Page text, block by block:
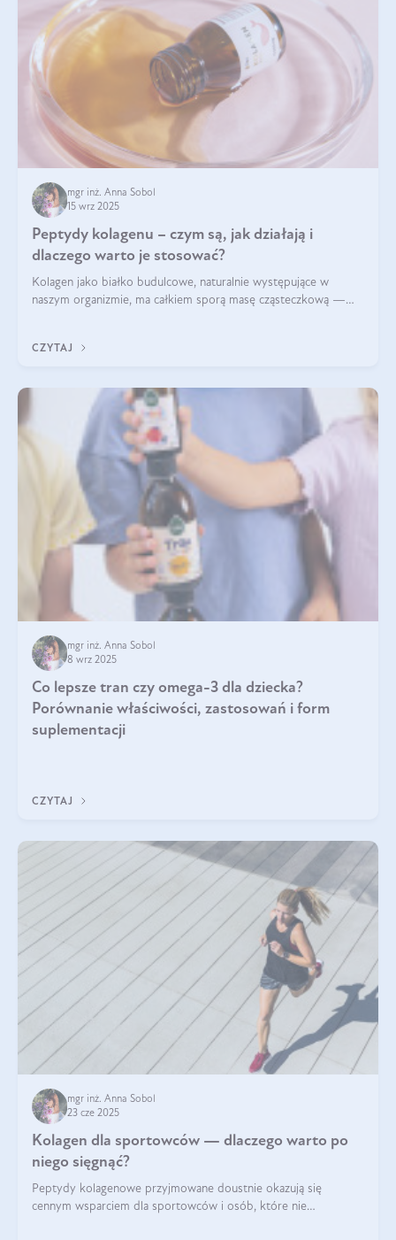
mgr inż. Anna Sobol
15 wrz 2025
Peptydy kolagenu – czym są, jak działają i
dlaczego warto je stosować?
Kolagen jako białko budulcowe, naturalnie występujące w
naszym organizmie, ma całkiem sporą masę cząsteczkową —
bardziej biodostępny
CZYTAJ
mgr inż. Anna Sobol
8 wrz 2025
Co lepsze tran czy omega-3 dla dziecka?
Porównanie właściwości, zastosowań i form
suplementacji
CZYTAJ
mgr inż. Anna Sobol
23 cze 2025
Kolagen dla sportowców — dlaczego warto po
niego sięgnąć?
Peptydy kolagenowe przyjmowane doustnie okazują się
cennym wsparciem dla sportowców i osób, które nie